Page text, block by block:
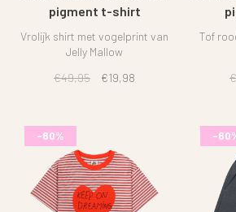
pigment t-shirt
Vrolijk shirt met vogelprint van
Jelly Mallow
€49,95
€19,98
Tof
-60% -